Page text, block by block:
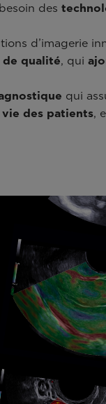
des
d’imagerie
de qualité, qui
qui
des patients,